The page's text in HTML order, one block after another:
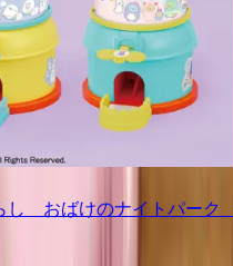
し おばけのナイトパーク